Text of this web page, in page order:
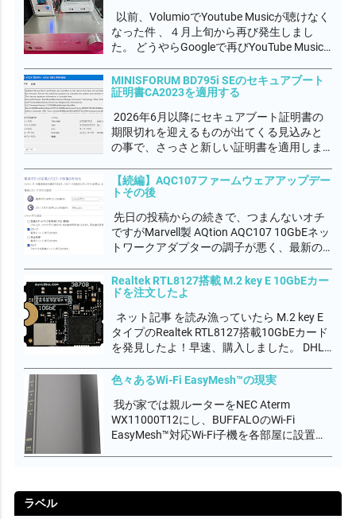
以前、VolumioでYoutube Musicが聴けなく
なった件 、４月上旬から再び発生しまし
た。 どうやらGoogleで再びYouTube Music
ティでもYouTube Musicプラグイン作者のパ
トリックが多忙で対処出...
MINISFORUM BD795i SEのセキュアブート
証明書CA2023を適用する
2026年6月以降にセキュアブート証明書の
期限切れを迎えるものが出てくる見込みと
の事で、さっさと新しい証明書を適用しま
れていればCA2023が利用可能な状態にある
が、UEFIファームウェアに適用されていな
【続編】AQC107ファームウェアアップデー
トその後
先日の投稿からの続きで、つまんないオチ
ですがMarvell製 AQtion AQC107 10GbEネッ
トワークアダプターの調子が悪く、最新の
のドライバに更新しましたが、ダウンロー
ド通信速度が3Gbps程度しか出なく、まだ
Realtek RTL8127搭載 M.2 key E 10GbEカー
ドを注文したよ
ネット記事 を読み漁っていたら M.2 key E
タイプのRealtek RTL8127搭載10GbEカード
を発見したよ！早速、購入しました。 DHL
価格より配送料の方が高いって、どーな
税...
色々あるWi-Fi EasyMesh™の現実
我が家では親ルーターをNEC Aterm
WX11000T12にし、BUFFALOのWi-Fi
EasyMesh™対応Wi-Fi子機を各部屋に設置し
ラベル